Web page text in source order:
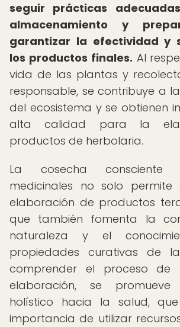
seguir prácticas
almacenamiento y
garantizar la efectividad y
los productos finales. Al
vida de las plantas y
responsable, se contribuye a
del ecosistema y se obtienen
alta calidad para la
productos de herbolaria.
La cosecha consciente
medicinales no solo
elaboración de productos
que también fomenta la
naturaleza y el
propiedades curativas de
comprender el proceso de
elaboración, se
holístico hacia la salud,
importancia de utilizar